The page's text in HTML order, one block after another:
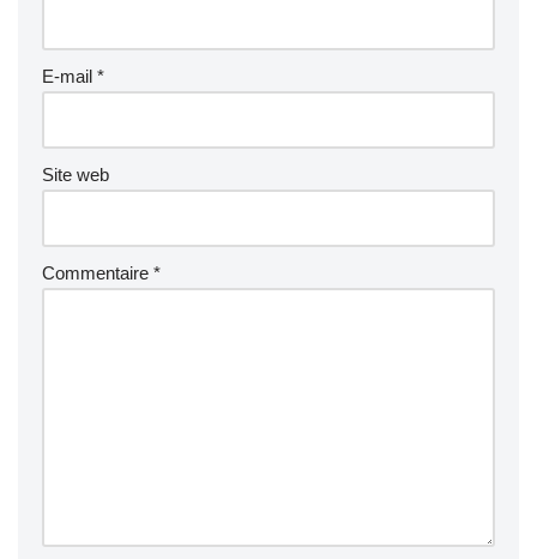
E-mail *
Site web
Commentaire *